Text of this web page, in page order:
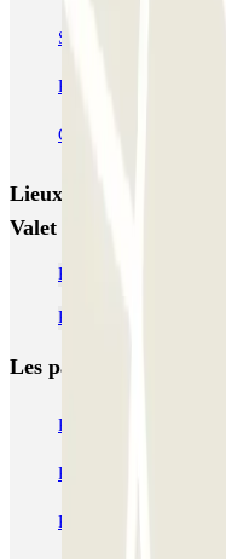
SABA Praça Lisboa
Parque do Carregal
Garagem Dom João IV
Lieux et événements
Valet - Aeropuerto do
Parking Aéroport Porto
Parking Trindade Porto
Les parkings les plus
Parking Paris
Parking Charles de
Parking Aéroport